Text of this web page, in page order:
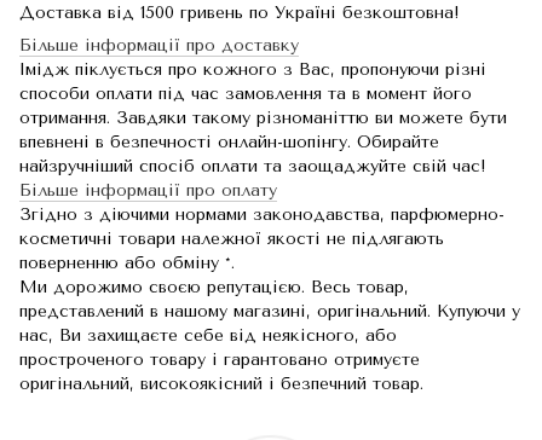
Доставка від 1500 гривень по Україні безкоштовна!
Більше інформації про доставку
Імідж піклується про кожного з Вас, пропонуючи різні
способи оплати під час замовлення та в момент його
отримання. Завдяки такому різноманіттю ви можете бути
впевнені в безпечності онлайн-шопінгу. Обирайте
найзручніший спосіб оплати та заощаджуйте свій час!
Більше інформації про оплату
Згідно з діючими нормами законодавства, парфюмерно-
косметичні товари належної якості не підлягають
поверненню або обміну *.
Ми дорожимо своєю репутацією. Весь товар,
представлений в нашому магазині, оригінальний. Купуючи у
нас, Ви захищаєте себе від неякісного, або
простроченого товару і гарантовано отримуєте
оригінальний, високоякісний і безпечний товар.